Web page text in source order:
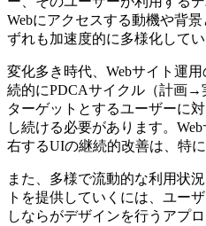
Webにアクセスする動機や背
ずれも加速度的に多様化してい
変化多き時代、Webサイト運
続的にPDCAサイクル（計画
ターゲットとするユーザーに
し続ける必要があります。
右するUIの継続的改善は、特に
また、多様で流動的な利用状
トを提供していくには、ユー
しならがデザインを行うアプ